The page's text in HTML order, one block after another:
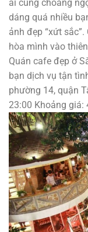
ai cũng choáng
dáng quá nhiều
ảnh đẹp “xứt
hòa mình vào
Quán cafe đẹp ở
bạn dịch vụ tận
phường 14, quận
23:00 Khoảng